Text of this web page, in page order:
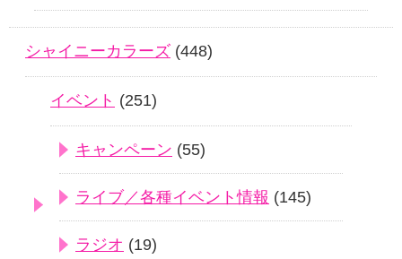
シャイニーカラーズ (448)
イベント (251)
キャンペーン (55)
ライブ／各種イベント情報 (145)
ラジオ (19)